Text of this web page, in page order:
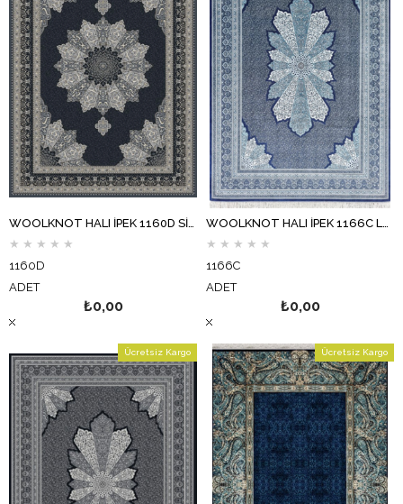
★ ★ ★ ★ ★
1160D
ADET
₺0,00
★ ★ ★ ★ ★
1166C
ADET
₺0,00
Ücretsiz Kargo Ücretsiz Kargo